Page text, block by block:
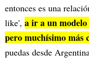
entonces es una
like', a ir a un modelo
pero muchísimo más
puedas desde